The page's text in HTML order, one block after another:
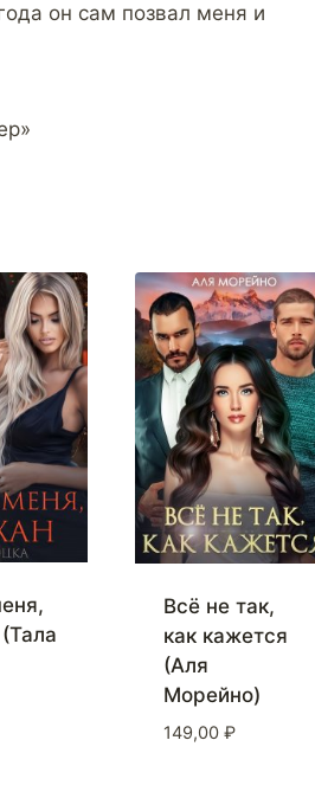
он сам позвал меня и
Всё не так,
как кажется
(Аля
Морейно)
149,00 ₽